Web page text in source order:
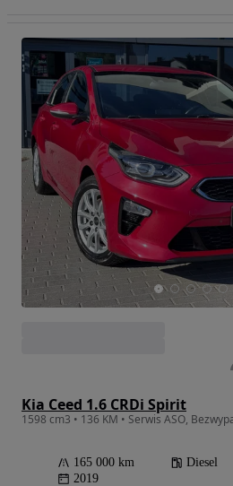
Kia Ceed 1.6 CRDi Spirit
1598 cm3 • 136 KM • Serwis ASO,
165 000 km Diesel
2019